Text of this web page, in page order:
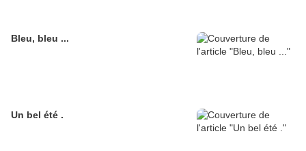
Bleu, bleu ...
Un bel été .